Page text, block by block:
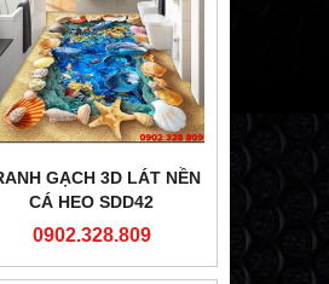
GẠCH 3D LÁT NỀN
CÁ HEO SDD42
0902.328.809